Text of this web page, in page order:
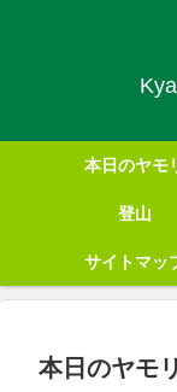
本日のヤモ
登山
サイトマッ
本日のヤモ